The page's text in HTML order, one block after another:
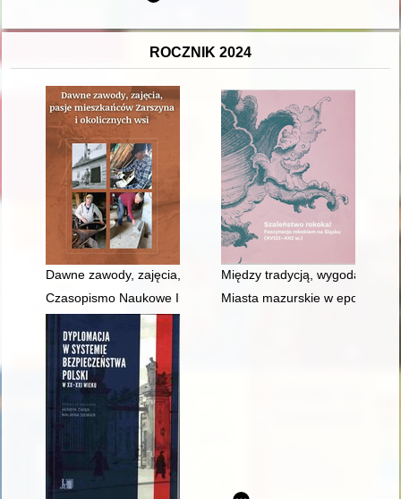
ROCZNIK 2024
Dawne zawody, zajęcia, pasje mieszkańców Zarszyna i
Między tradycją, wygodą a
Czasopismo Naukowe Instytutu Studiów Kobiecych. 2024, [nr]
Miasta mazurskie w epoce